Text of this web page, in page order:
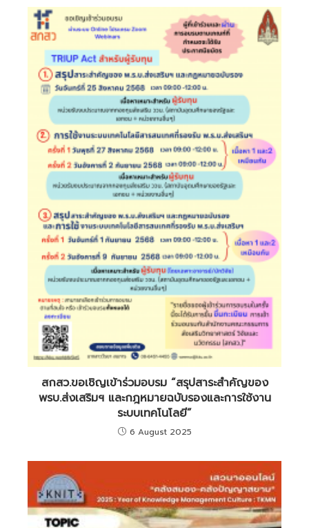
สกสว.ขอเชิญเข้าร่วมอบรม “สรุปสาระสำคัญของ
พรบ.ส่งเสริมฯ และกฎหมายฉบับรองและการใช้งาน
ระบบเทคโนโลยี”
6 August 2025